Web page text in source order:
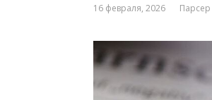
16 февраля, 2026 Парсер